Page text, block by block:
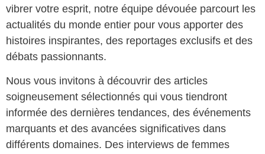
vibrer votre esprit, notre équipe dévouée parcourt les
actualités du monde entier pour vous apporter des
histoires inspirantes, des reportages exclusifs et des
débats passionnants.
Nous vous invitons à découvrir des articles
soigneusement sélectionnés qui vous tiendront
informée des dernières tendances, des événements
marquants et des avancées significatives dans
différents domaines. Des interviews de femmes